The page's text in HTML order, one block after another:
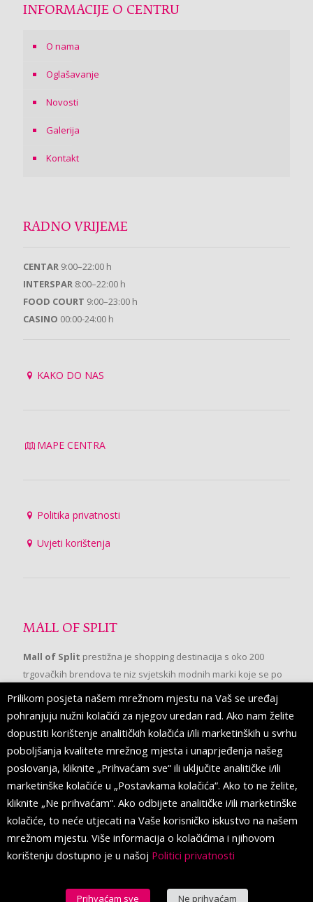
INFORMACIJE O CENTRU
O nama
Oglašavanje
Novosti
Galerija
Kontakt
RADNO VRIJEME
CENTAR 9:00–22:00 h
INTERSPAR 8:00–22:00 h
FOOD COURT 9:00–23:00 h
CASINO 00:00-24:00 h
KAKO DO NAS
MAPE CENTRA
Politika privatnosti
Uvjeti korištenja
MALL OF SPLIT
Mall of Split prestižna je shopping destinacija s oko 200
trgovačkih brendova te niz svjetskih modnih marki koje se po
prvi put pojavljuju u Splitu.
PRATITE NAS
Prilikom posjeta našem mrežnom mjestu na Vaš se uređaj
pohranjuju nužni kolačići za njegov uredan rad. Ako nam želite
dopustiti korištenje analitičkih kolačića i/ili marketinških u svrhu
poboljšanja kvalitete mrežnog mjesta i unaprjeđenja našeg
poslovanja, kliknite „Prihvaćam sve“ ili uključite analitičke i/ili
marketinške kolačiće u „Postavkama kolačića“. Ako to ne želite,
kliknite „Ne prihvaćam“. Ako odbijete analitičke i/ili marketinške
kolačiće, to neće utjecati na Vaše korisničko iskustvo na našem
mrežnom mjestu. Više informacija o kolačićima i njihovom
korištenju dostupno je u našoj Politici privatnosti
Prihvaćam sve Ne prihvaćam